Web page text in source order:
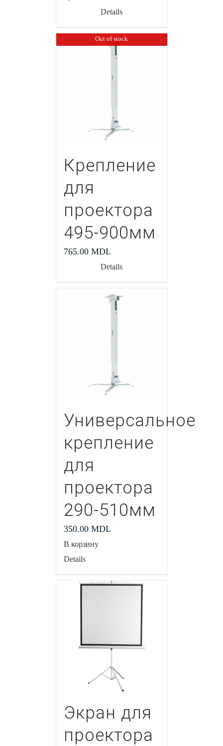
Details
Out of stock
Крепление
для
проектора
495-900мм
765.00 MDL
Details
Универсальное
крепление
для
проектора
290-510мм
350.00 MDL
В корзину
Details
Экран для
проектора